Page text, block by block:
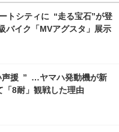
トシティに “走る宝石”が登
イク「MVアグスタ」展示
援 ” …ヤマハ発動機が新
「8耐」観戦した理由